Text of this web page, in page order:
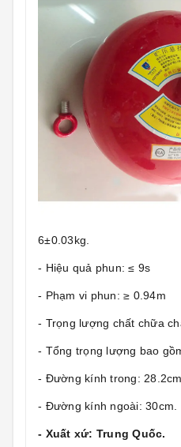
6±0.03kg.
- Hiệu quả phun: ≤ 9s
- Phạm vi phun: ≥ 0.94m
- Trọng lượng chất chữa
- Tổng trọng lượng bao
- Đường kính trong: 28.2cm.
- Đường kính ngoài: 30cm.
- Xuất xứ: Trung Quốc.